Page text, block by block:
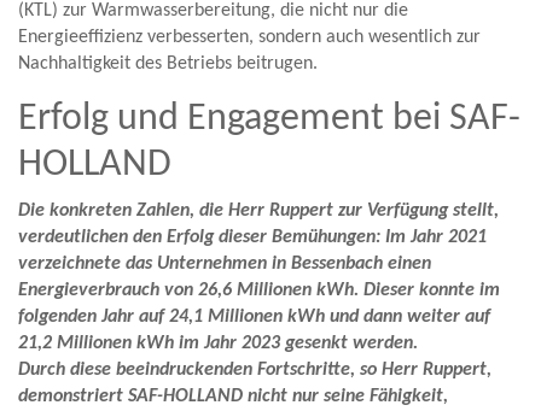
(KTL) zur Warmwasserbereitung, die nicht nur die
Energieeffizienz verbesserten, sondern auch wesentlich zur
Nachhaltigkeit des Betriebs beitrugen.
Erfolg und Engagement bei SAF-
HOLLAND
Die konkreten Zahlen, die Herr Ruppert zur Verfügung stellt,
verdeutlichen den Erfolg dieser Bemühungen: Im Jahr 2021
verzeichnete das Unternehmen in Bessenbach einen
Energieverbrauch von 26,6 Millionen kWh. Dieser konnte im
folgenden Jahr auf 24,1 Millionen kWh und dann weiter auf
21,2 Millionen kWh im Jahr 2023 gesenkt werden.
Durch diese beeindruckenden Fortschritte, so Herr Ruppert,
demonstriert SAF-HOLLAND nicht nur seine Fähigkeit,